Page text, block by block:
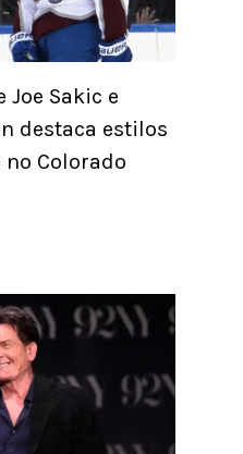
Joe Sakic e
destaca estilos
Colorado